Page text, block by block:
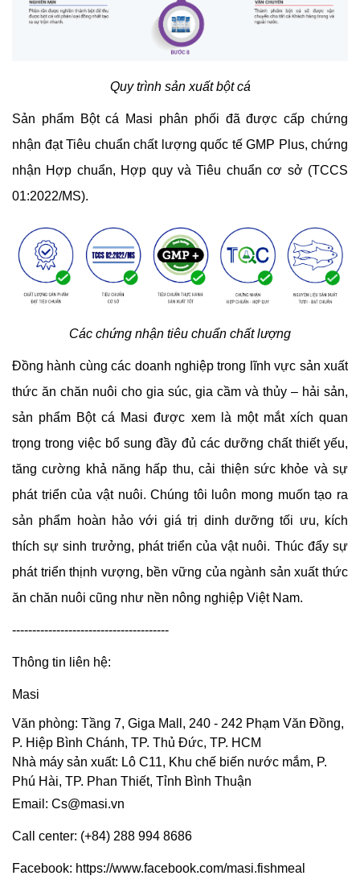
Quy trình sản xuất bột cá
Sản phẩm Bột cá Masi phân phối đã được cấp chứng
nhận đạt Tiêu chuẩn chất lượng quốc tế GMP Plus, chứng
nhận Hợp chuẩn, Hợp quy và Tiêu chuẩn cơ sở (TCCS
01:2022/MS).
Các chứng nhận tiêu chuẩn chất lượng
Đồng hành cùng các doanh nghiệp trong lĩnh vực sản xuất
thức ăn chăn nuôi cho gia súc, gia cầm và thủy – hải sản,
sản phẩm Bột cá Masi được xem là một mắt xích quan
trọng trong việc bổ sung đầy đủ các dưỡng chất thiết yếu,
tăng cường khả năng hấp thu, cải thiện sức khỏe và sự
phát triển của vật nuôi. Chúng tôi luôn mong muốn tạo ra
sản phẩm hoàn hảo với giá trị dinh dưỡng tối ưu, kích
thích sự sinh trưởng, phát triển của vật nuôi. Thúc đẩy sự
phát triển thịnh vượng, bền vững của ngành sản xuất thức
ăn chăn nuôi cũng như nền nông nghiệp Việt Nam.
---------------------------------------
Thông tin liên hệ:
Masi
Văn phòng: Tầng 7, Giga Mall, 240 - 242 Phạm Văn Đồng,
P. Hiệp Bình Chánh, TP. Thủ Đức, TP. HCM
Nhà máy sản xuất: Lô C11, Khu chế biến nước mắm, P.
Phú Hài, TP. Phan Thiết, Tỉnh Bình Thuận
Email: Cs@masi.vn
Call center: (+84) 288 994 8686
Facebook: https://www.facebook.com/masi.fishmea